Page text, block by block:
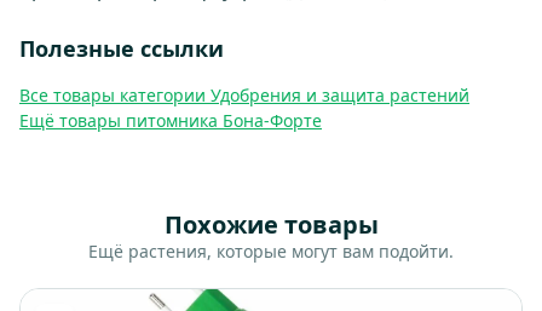
Полезные ссылки
Все товары категории Удобрения и защита растений
Ещё товары питомника Бона-Форте
Похожие товары
Ещё растения, которые могут вам подойти.